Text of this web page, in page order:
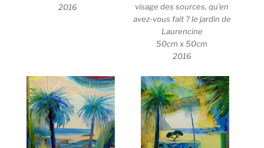
2016
visage des sources, qu’en
avez-vous fait ? le jardin de
Laurencine
50cm x 50cm
2016